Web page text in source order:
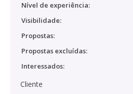
Nível de experiência:
Visibilidade:
Propostas:
Propostas excluídas:
Interessados:
Cliente